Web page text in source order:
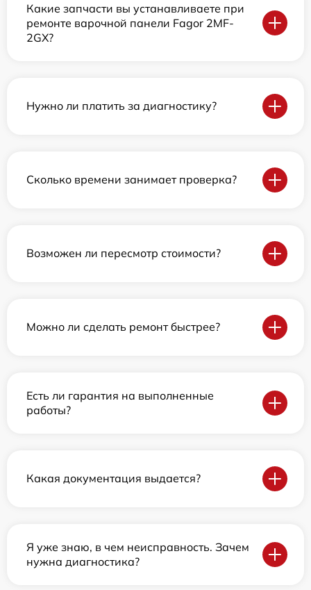
Какие запчасти вы устанавливаете при
ремонте варочной панели Fagor 2MF-
2GX?
Нужно ли платить за диагностику?
Сколько времени занимает проверка?
Возможен ли пересмотр стоимости?
Можно ли сделать ремонт быстрее?
Есть ли гарантия на выполненные
работы?
Какая документация выдается?
Я уже знаю, в чем неисправность. Зачем
нужна диагностика?